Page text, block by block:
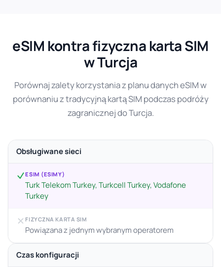
eSIM kontra fizyczna karta SIM
w Turcja
Porównaj zalety korzystania z planu danych eSIM w
porównaniu z tradycyjną kartą SIM podczas podróży
zagranicznej do Turcja.
Obsługiwane sieci
ESIM (ESIMY)
Turk Telekom Turkey, Turkcell Turkey, Vodafone
Turkey
FIZYCZNA KARTA SIM
Powiązana z jednym wybranym operatorem
Czas konfiguracji